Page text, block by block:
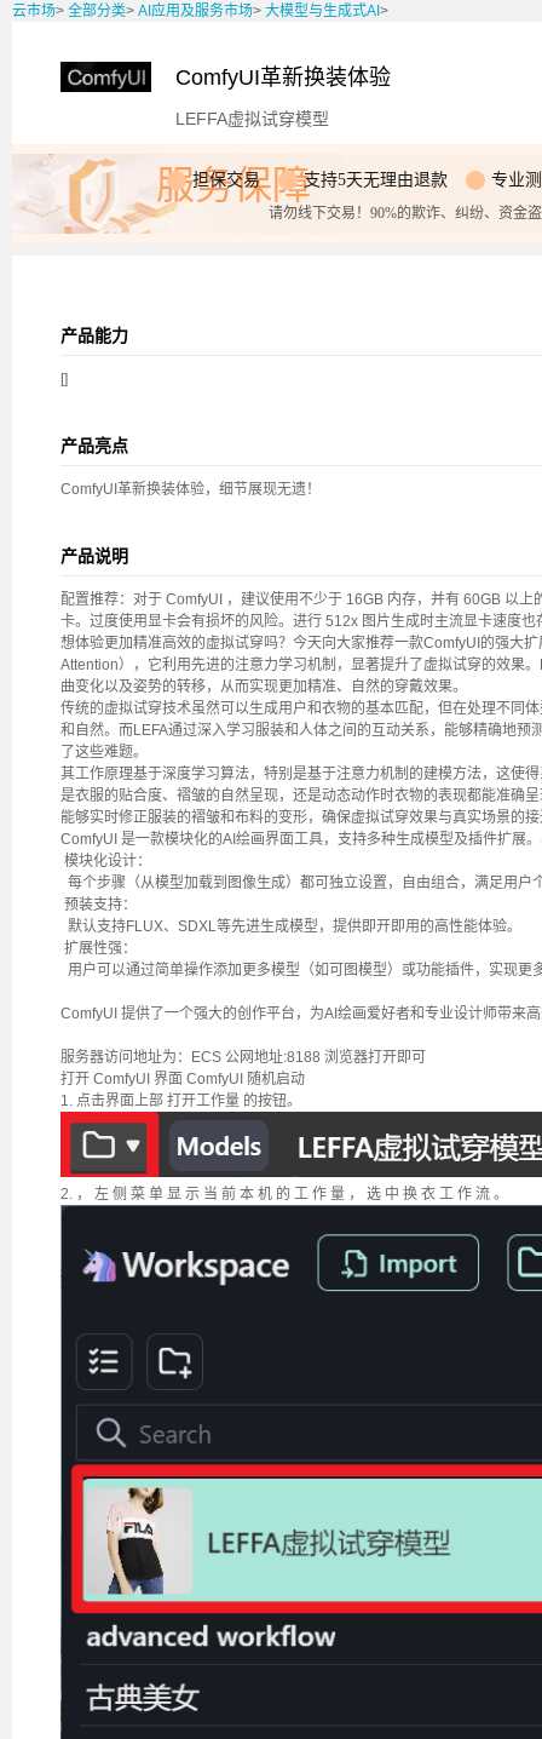
云市场> 全部分类> AI应用及服务市场> 大模型与生成式AI >
ComfyUI革新换装体验
LEFFA虚拟试穿模型
服务保障
担保交易 支持5天无理由退款 专业
请勿线下交易！90%的欺诈、纠纷、资金
产品能力
[]
产品亮点
ComfyUI革新换装体验，细节展现无遗！
产品说明
配置推荐：对于 ComfyUI ，建议使用不少于 16GB 内存，并有 60GB 以
卡。过度使用显卡会有损坏的风险。进行 512x 图片生成时主流显卡速度也
想体验更加精准高效的虚拟试穿吗？今天向大家推荐一款ComfyUI的强
Attention），它利用先进的注意力学习机制，显著提升了虚拟试穿的效果
曲变化以及姿势的转移，从而实现更加精准、自然的穿戴效果。
传统的虚拟试穿技术虽然可以生成用户和衣物的基本匹配，但在处理不同
和自然。而LEFA通过深入学习服装和人体之间的互动关系，能够精确地预
了这些难题。
其工作原理基于深度学习算法，特别是基于注意力机制的建模方法，这使
是衣服的贴合度、褶皱的自然呈现，还是动态动作时衣物的表现都能准确
能够实时修正服装的褶皱和布料的变形，确保虚拟试穿效果与真实场景的
ComfyUI 是一款模块化的AI绘画界面工具，支持多种生成模型及插件扩展
模块化设计：
每个步骤（从模型加载到图像生成）都可独立设置，自由组合，满足用户
预装支持：
默认支持FLUX、SDXL等先进生成模型，提供即开即用的高性能体验。
扩展性强：
用户可以通过简单操作添加更多模型（如可图模型）或功能插件，实现更
ComfyUI 提供了一个强大的创作平台，为AI绘画爱好者和专业设计师带来
服务器访问地址为：ECS 公网地址:8188 浏览器打开即可
打开 ComfyUI 界面 ComfyUI 随机启动
1. 点击界面上部 打开工作量 的按钮。
2. ， 左 侧 菜 单 显 示 当 前 本 机 的 工 作 量 ， 选 中 换 衣 工 作 流 。